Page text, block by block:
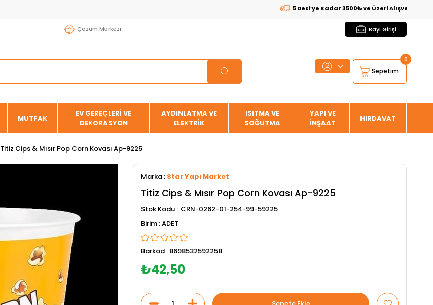
5 Desi’ye Kadar 3500₺ ve Üzeri Alışverişlerde
Çözüm Merkezi Bayi Girişi
Sepetim
0
MUTFAK
EV GEREÇLERİ VE
DEKORASYON
AYDINLATMA VE
ELEKTRİK
ISITMA VE
SOĞUTMA
YAPI VE
İNŞAAT
HIRDAVAT
Titiz Cips & Mısır Pop Corn Kovası Ap-9225
Marka : Star Yapı Market
Titiz Cips & Mısır Pop Corn Kovası Ap-9225
Stok Kodu
CRN-0262-01-254-99-59225
ADET
Barkod : 8698532592258
₺42,50